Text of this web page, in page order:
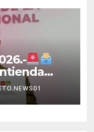
Del Valle
a la